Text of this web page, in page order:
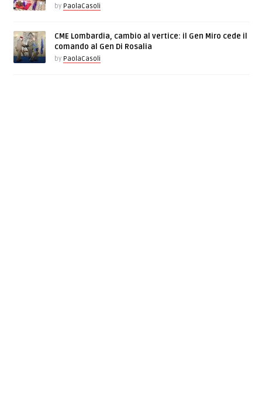
by PaolaCasoli
CME Lombardia, cambio al vertice: il Gen Miro cede il
comando al Gen Di Rosalia
by PaolaCasoli